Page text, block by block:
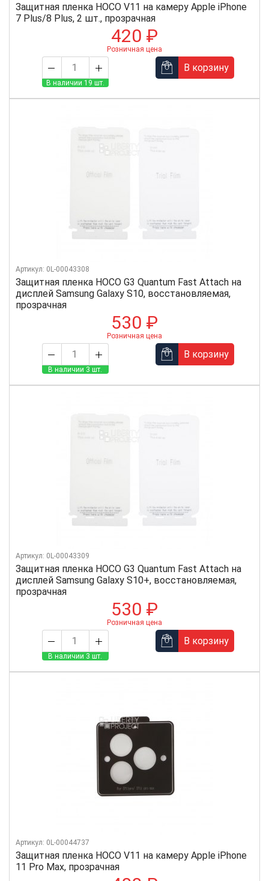
Защитная пленка HOCO V11 на камеру Apple iPhone
7 Plus/8 Plus, 2 шт., прозрачная
420 ₽
Розничная цена
В наличии 19 шт.
В корзину
Защитная пленка HOCO G3 Quantum Fast Attach на
дисплей Samsung Galaxy S10, восстановляемая,
прозрачная
Артикул: 0L-00043308
530 ₽
Розничная цена
В наличии 3 шт.
В корзину
Защитная пленка HOCO G3 Quantum Fast Attach на
дисплей Samsung Galaxy S10+, восстановляемая,
прозрачная
Артикул: 0L-00043309
530 ₽
Розничная цена
В наличии 3 шт.
В корзину
Защитная пленка HOCO V11 на камеру Apple iPhone
11 Pro Max, прозрачная
Артикул: 0L-00044737